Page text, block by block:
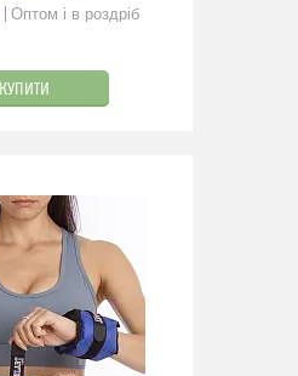
Оптом і в роздріб
КУПИТИ